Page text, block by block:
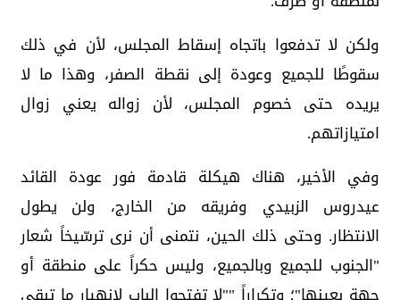
ولكن لا تدفعوا باتجاه إسقاط المجلس، لأن في ذلك
سقوطًا للجميع وعودة إلى نقطة الصفر، وهذا ما لا
يريده حتى خصوم المجلس، لأن زواله يعني زوال
امتيازاتهم.
وفي الأخير، هناك هيكلة قادمة فور عودة القائد
عيدروس الزبيدي وفريقه من الخارج، ولن يطول
الانتظار. وحتى ذلك الحين، نتمنى أن نرى ترسّيخاً شعار
"الجنوب للجميع وبالجميع، وليس حكراً على منطقة أو